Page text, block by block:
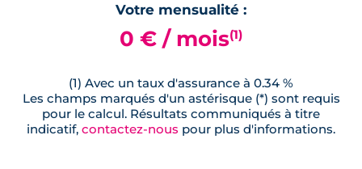
Votre mensualité :
0 € / mois(1)
(1) Avec un taux d'assurance à 0.34 %
Les champs marqués d'un astérisque (*) sont requis
pour le calcul. Résultats communiqués à titre
indicatif, contactez-nous pour plus d'informations.